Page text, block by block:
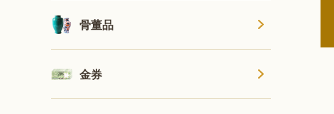
骨董品
金券